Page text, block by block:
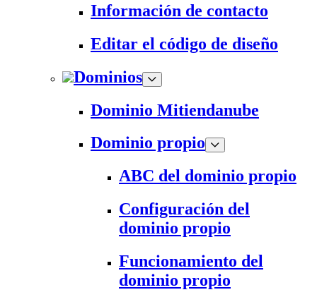
Información de contacto
Editar el código de diseño
Dominios
Dominio Mitiendanube
Dominio propio
ABC del dominio propio
Configuración del
dominio propio
Funcionamiento del
dominio propio